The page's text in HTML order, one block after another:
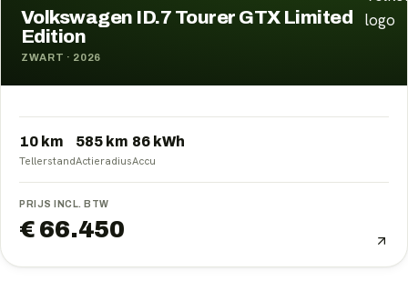
Volkswagen ID.7 Tourer GTX Limited
Edition
ZWART · 2026
10 km
Tellerstand
585 km
Actieradius
86 kWh
Accu
PRIJS INCL. BTW
€ 66.450